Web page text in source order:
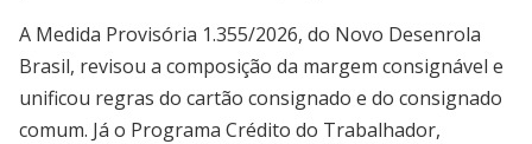
A Medida Provisória 1.355/2026, do Novo Desenrola
Brasil, revisou a composição da margem consignável e
unificou regras do cartão consignado e do consignado
comum. Já o Programa Crédito do Trabalhador,